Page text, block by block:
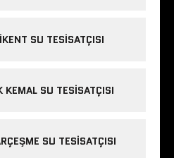
SU TESISATÇISI
KEMAL SU TESISATÇISI
SU TESISATÇISI